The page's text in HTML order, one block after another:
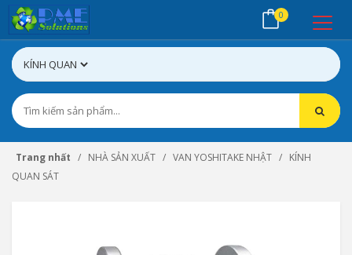
0
Trang nhất NHÀ SẢN XUẤT VAN YOSHITAKE NHẬT
KÍNH
QUAN SÁT